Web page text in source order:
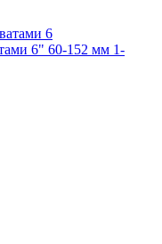
6" 60-152 мм 1-